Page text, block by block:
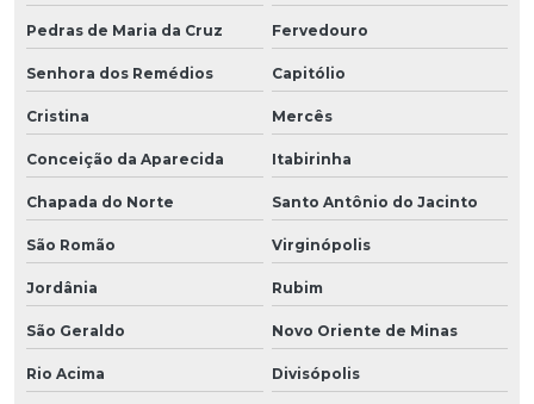
Pedras de Maria da Cruz Fervedouro
Senhora dos Remédios Capitólio
Cristina Mercês
Conceição da Aparecida Itabirinha
Chapada do Norte Santo Antônio do Jacinto
São Romão Virginópolis
Jordânia Rubim
São Geraldo Novo Oriente de Minas
Rio Acima Divisópolis